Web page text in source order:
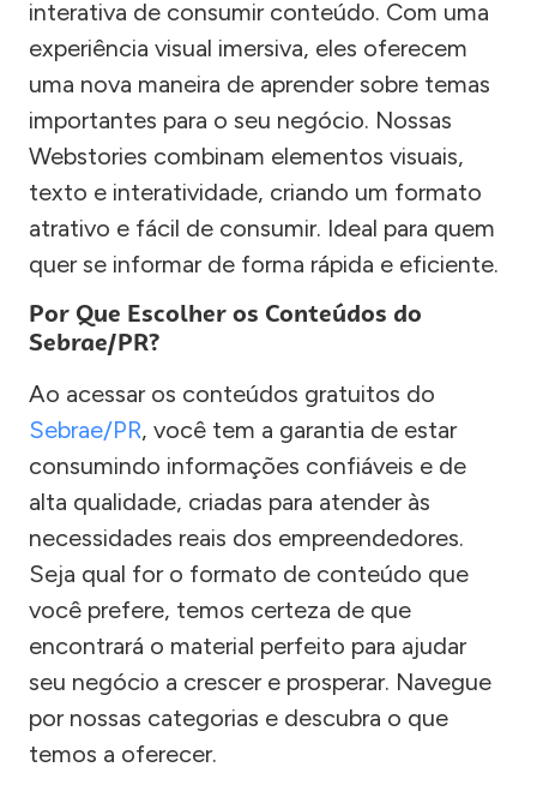
interativa de consumir conteúdo. Com uma
experiência visual imersiva, eles oferecem
uma nova maneira de aprender sobre temas
importantes para o seu negócio. Nossas
Webstories combinam elementos visuais,
texto e interatividade, criando um formato
atrativo e fácil de consumir. Ideal para quem
quer se informar de forma rápida e eficiente.
Por Que Escolher os Conteúdos do
Sebrae/PR?
Ao acessar os conteúdos gratuitos do
Sebrae/PR, você tem a garantia de estar
consumindo informações confiáveis e de
alta qualidade, criadas para atender às
necessidades reais dos empreendedores.
Seja qual for o formato de conteúdo que
você prefere, temos certeza de que
encontrará o material perfeito para ajudar
seu negócio a crescer e prosperar. Navegue
por nossas categorias e descubra o que
temos a oferecer.